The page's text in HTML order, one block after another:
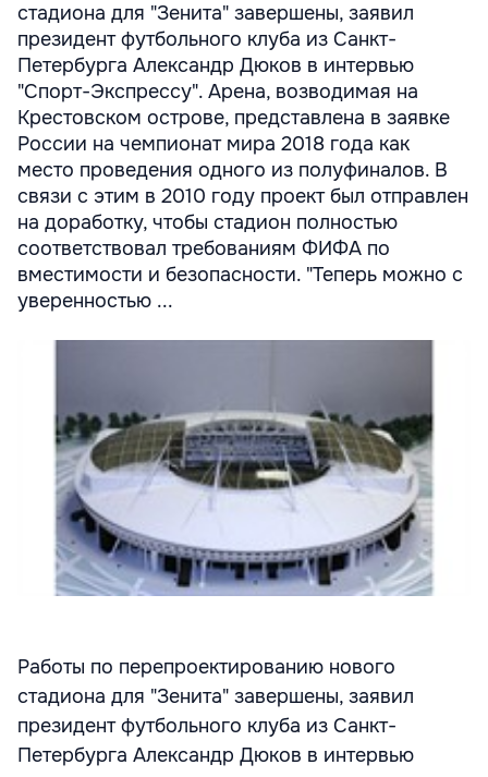
стадиона для "Зенита" завершены, заявил
президент футбольного клуба из Санкт-
Петербурга Александр Дюков в интервью
"Спорт-Экспрессу". Арена, возводимая на
Крестовском острове, представлена в заявке
России на чемпионат мира 2018 года как
место проведения одного из полуфиналов. В
связи с этим в 2010 году проект был отправлен
на доработку, чтобы стадион полностью
соответствовал требованиям ФИФА по
вместимости и безопасности. "Теперь можно с
уверенностью ...
Работы по перепроектированию нового
стадиона для "Зенита" завершены, заявил
президент футбольного клуба из Санкт-
Петербурга Александр Дюков в интервью